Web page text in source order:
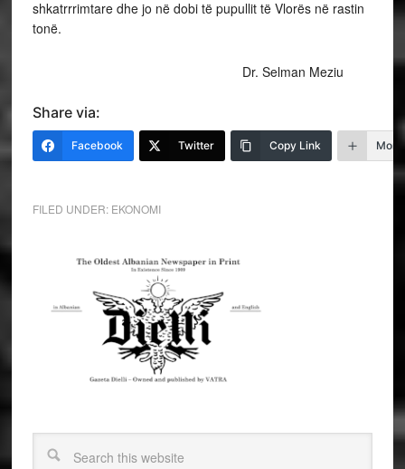
shkatrrrimtare dhe jo në dobi të pupullit të Vlorës në rastin
tonë.
Dr. Selman Meziu
Share via:
Facebook Twitter Copy Link More
FILED UNDER: EKONOMI